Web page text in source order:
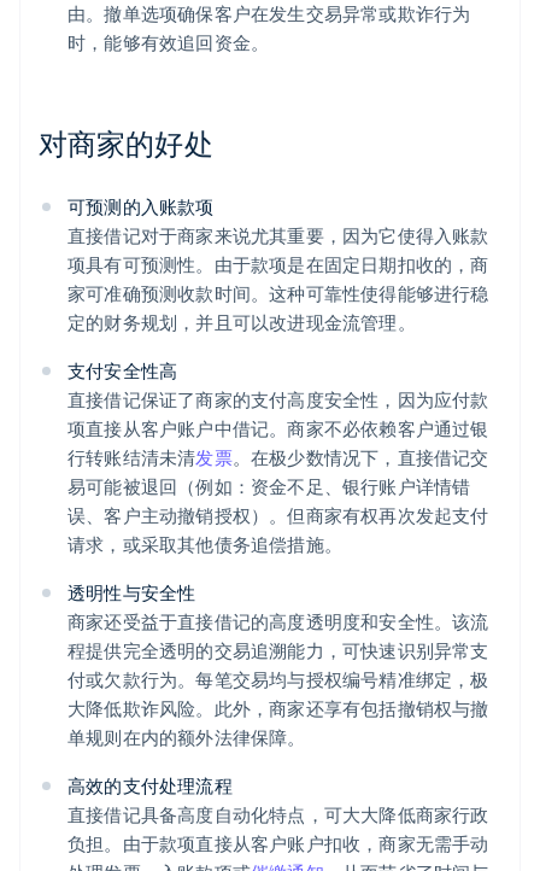
由。撤单选项确保客户在发生交易异常或欺诈行为
时，能够有效追回资金。
对商家的好处
可预测的入账款项
直接借记对于商家来说尤其重要，因为它使得入账款
项具有可预测性。由于款项是在固定日期扣收的，商
家可准确预测收款时间。这种可靠性使得能够进行稳
定的财务规划，并且可以改进现金流管理。
支付安全性高
直接借记保证了商家的支付高度安全性，因为应付款
项直接从客户账户中借记。商家不必依赖客户通过银
行转账结清未清发票。在极少数情况下，直接借记交
易可能被退回（例如：资金不足、银行账户详情错
误、客户主动撤销授权）。但商家有权再次发起支付
请求，或采取其他债务追偿措施。
透明性与安全性
商家还受益于直接借记的高度透明度和安全性。该流
程提供完全透明的交易追溯能力，可快速识别异常支
付或欠款行为。每笔交易均与授权编号精准绑定，极
大降低欺诈风险。此外，商家还享有包括撤销权与撤
单规则在内的额外法律保障。
高效的支付处理流程
直接借记具备高度自动化特点，可大大降低商家行政
负担。由于款项直接从客户账户扣收，商家无需手动